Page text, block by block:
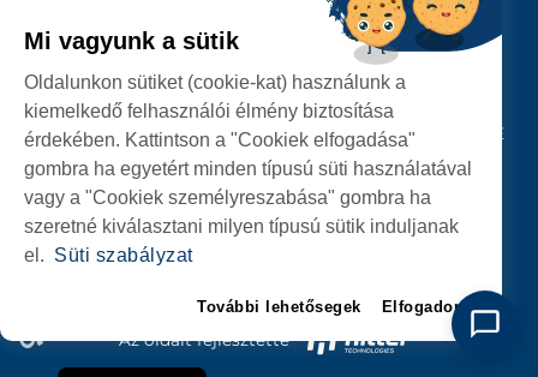
SZEMÉLYES ADATOK VÉDELME
Az oldalt fejlesztette
SZATMÁRNÉMETI
POLGÁRMESTERI HIVATAL
P-ȚA 25 OCTOMBRIE, NR. 1 CORP M, 440026 SATU MARE
Mi vagyunk a sütik
Oldalunkon sütiket (cookie-kat) használunk a
kiemelkedő felhasználói élmény biztosítása
érdekében. Kattintson a "Cookiek elfogadása"
gombra ha egyetért minden típusú süti használatával
vagy a "Cookiek személyreszabása" gombra ha
szeretné kiválasztani milyen típusú sütik induljanak
el. Süti szabályzat
További lehetősegek Elfogadom